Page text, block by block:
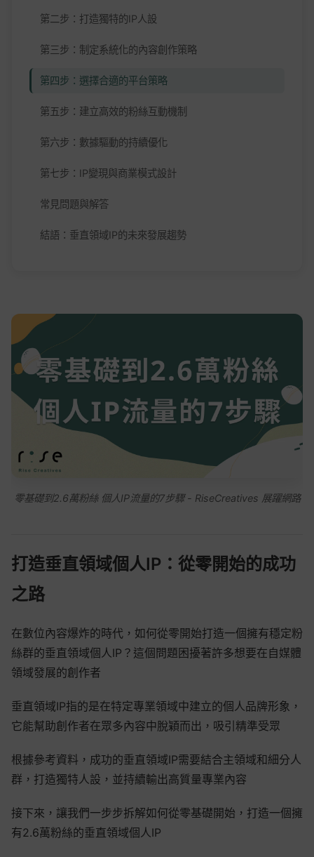
第二步：打造獨特的IP人設
第三步：制定系統化的內容創作策略
第四步：選擇合適的平台策略
第五步：建立高效的粉絲互動機制
第六步：數據驅動的持續優化
第七步：IP變現與商業模式設計
常見問題與解答
結語：垂直領域IP的未來發展趨勢
零基礎到2.6萬粉絲 個人IP流量的7步驟 - RiseCreatives 展躍網路
打造垂直領域個人IP：從零開始的成功
之路
在數位內容爆炸的時代，如何從零開始打造一個擁有穩定粉
絲群的垂直領域個人IP？這個問題困擾著許多想要在自媒體
領域發展的創作者
垂直領域IP指的是在特定專業領域中建立的個人品牌形象，
它能幫助創作者在眾多內容中脫穎而出，吸引精準受眾
根據參考資料，成功的垂直領域IP需要結合主領域和細分人
群，打造獨特人設，並持續輸出高質量專業內容
接下來，讓我們一步步拆解如何從零基礎開始，打造一個擁
有2.6萬粉絲的垂直領域個人IP